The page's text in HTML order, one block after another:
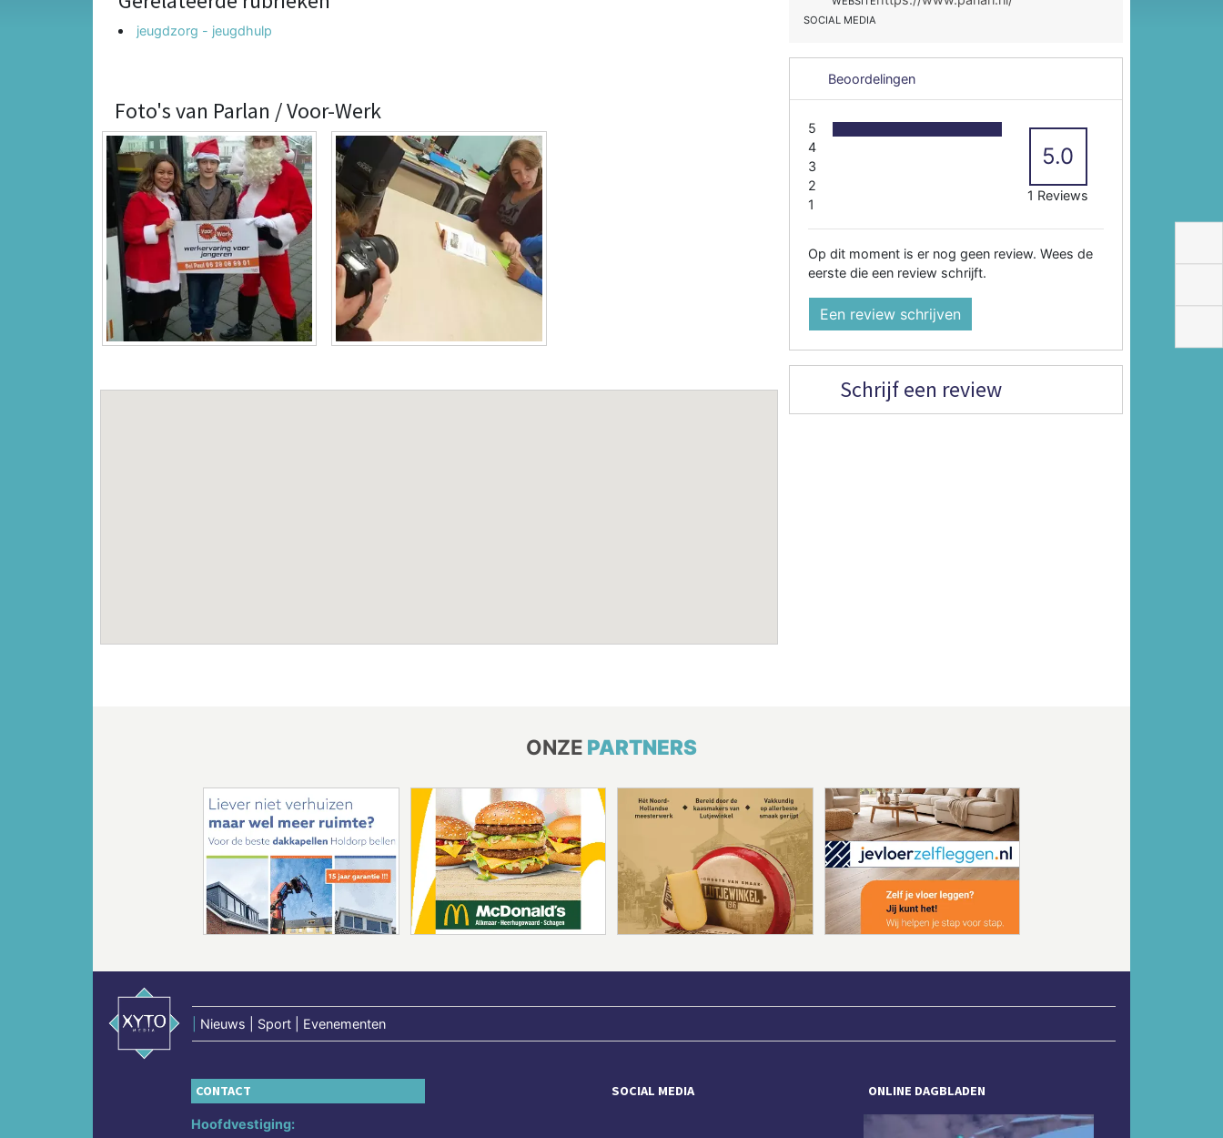
jeugdzorg - jeugdhulp
Foto's van Parlan / Voor-Werk
SOCIAL MEDIA
Beoordelingen
5
4
3
2
1
5.0
1 Reviews
Op dit moment is er nog geen review. Wees de
eerste die een review schrijft.
Een review schrijven
Schrijf een review
ONZE PARTNERS
Nieuws | Sport | Evenementen
CONTACT
Hoofdvestiging:
SOCIAL MEDIA ONLINE DAGBLADEN